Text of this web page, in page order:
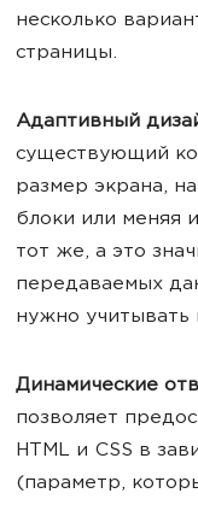
несколько
страницы.
Адаптивный
существующий
размер экрана,
блоки или меняя
тот же, а это
передаваемых
нужно учитывать
Динамические
позволяет
HTML и CSS в
(параметр,